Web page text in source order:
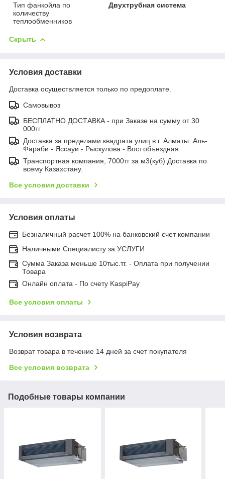
Тип фанкойла по
количеству
теплообменников
Двухтрубная система
Скрыть
Условия доставки
Доставка осуществляется только по предоплате.
Самовывоз
БЕСПЛАТНО ДОСТАВКА - при Заказе на сумму от 30
000тг
Доставка за пределами квадрата улиц в г. Алматы: Аль-
Фараби - Яссауи - Рыскулова - Вост.объездная.
Транспортная компания, 7000тг за м3(куб) Доставка по
всему Казахстану.
Все условия доставки
Условия оплаты
Безналичный расчет 100% на банковский счет компании
Наличными Специалисту за УСЛУГИ
Сумма Заказа меньше 10тыс.тг. - Оплата при получении
Товара
Онлайн оплата - По счету KaspiPay
Все условия оплаты
Условия возврата
Возврат товара в течение 14 дней за счет покупателя
Все условия возврата
Подобные товары компании